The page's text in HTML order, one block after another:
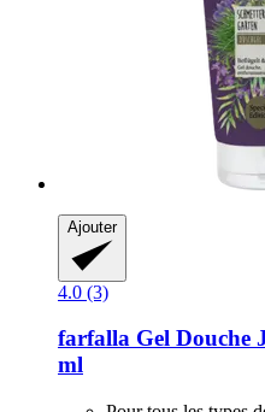
Ajouter
4.0 (3)
farfalla Gel Douche
ml